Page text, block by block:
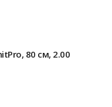
80 см, 2.00